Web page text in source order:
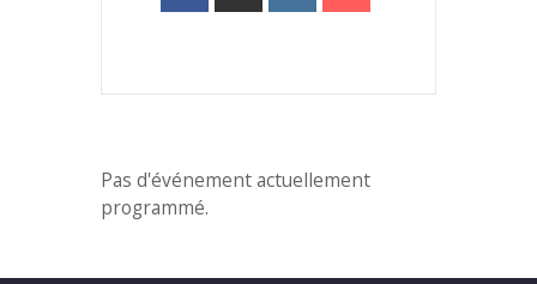
Pas d'événement actuellement
programmé.